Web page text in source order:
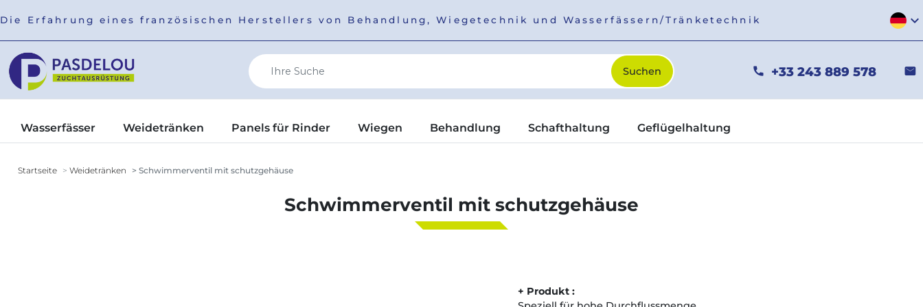
Die Erfahrung eines französischen Herstellers von Behandlung, Wiegetechnik und Wasserfässern/Tränketechnik expand_more
phone +33 243 889 578 mail
Wasserfässer Weidetränken Panels für Rinder Wiegen Behandlung Schafthaltung Geflügelhaltung
Startseite Weidetränken Schwimmerventil mit schutzgehäuse
Schwimmerventil mit schutzgehäuse
+ Produkt :